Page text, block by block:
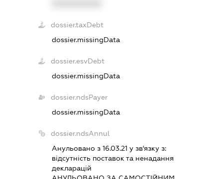
dossier.taxDebt
dossier.missingData
dossier.esvDebt
dossier.missingData
dossier.ndsPayer
dossier.missingData
dossier.ndsAnnul
Анульовано з 16.03.21 у зв'язку з:
вiдсутнiсть поставок та ненадання
декларацiй